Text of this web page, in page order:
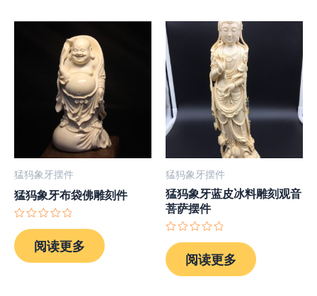
猛犸象牙摆件
猛犸象牙布袋佛雕刻件
评
分
0
&sol;
阅读更多
猛犸象牙摆件
猛犸象牙蓝皮冰料雕刻观音
菩萨摆件
评
分
0
&sol;
阅读更多